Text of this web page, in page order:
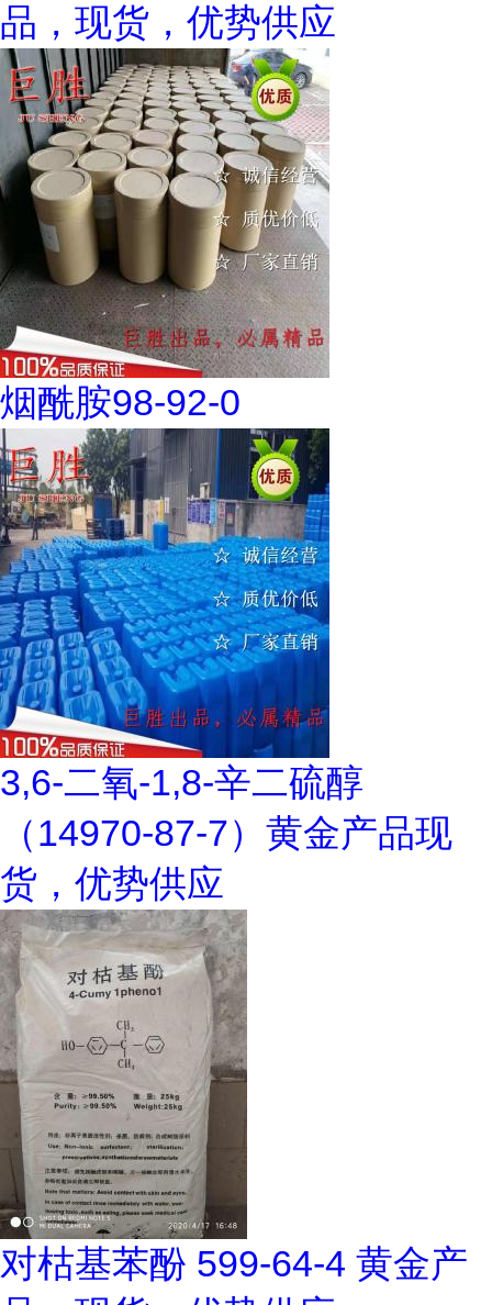
品，现货，优势供应
烟酰胺98-92-0
3,6-二氧-1,8-辛二硫醇
（14970-87-7）黄金产品现
货，优势供应
对枯基苯酚 599-64-4 黄金产